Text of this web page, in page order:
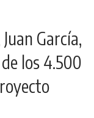
García,
los 4.500